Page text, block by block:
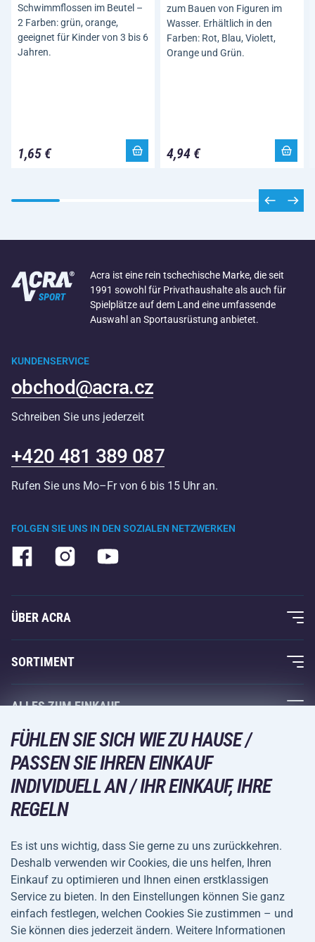
Schwimmflossen im Beutel –
2 Farben: grün, orange,
geeignet für Kinder von 3 bis 6
Jahren.
1,65 €
zum Bauen von Figuren im
Wasser. Erhältlich in den
Farben: Rot, Blau, Violett,
Orange und Grün.
4,94 €
Acra ist eine rein tschechische Marke, die seit
1991 sowohl für Privathaushalte als auch für
Spielplätze auf dem Land eine umfassende
Auswahl an Sportausrüstung anbietet.
FOLGEN SIE UNS IN DEN SOZIALEN NETZWERKEN
KUNDENSERVICE
obchod@acra.cz
Schreiben Sie uns jederzeit
+420 481 389 087
Rufen Sie uns Mo–Fr von 6 bis 15 Uhr an.
ÜBER ACRA
Über uns
Acra-Garantie
Kontakte
Großhandel
Einkaufsratgeber
SORTIMENT
Fitness und Krafttraining
Racketsportarten
Wintersport
Freizeit und Unterhaltung
Camping und Wandern
Fahrräder und Roller
Ballsportarten
Wassersport
ALLES ZUM EINKAUF
Acra-Garantie
Rückgabe und Reklamationen
VERSANDARTEN
ZAHLUNGSARTEN
Allgemeine
Datenschutz
FÜHLEN SIE SICH WIE ZU HAUSE /
PASSEN SIE IHREN EINKAUF
INDIVIDUELL AN / IHR EINKAUF, IHRE
REGELN
Es ist uns wichtig, dass Sie gerne zu uns zurückkehren.
Deshalb verwenden wir Cookies, die uns helfen, Ihren
Einkauf zu optimieren und Ihnen einen erstklassigen
Service zu bieten. In den Einstellungen können Sie ganz
einfach festlegen, welchen Cookies Sie zustimmen – und
Sie können dies jederzeit ändern. Weitere Informationen